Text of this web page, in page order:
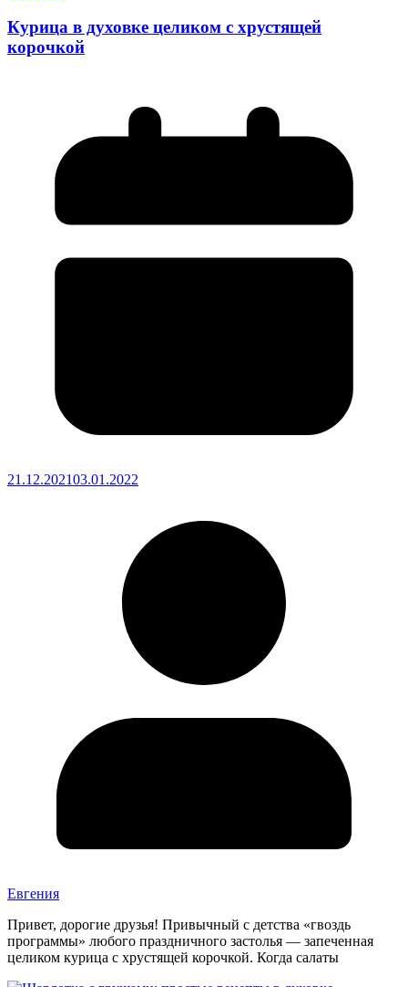
Курица в духовке целиком с хрустящей
корочкой
21.12.202103.01.2022
Евгения
Привет, дорогие друзья! Привычный с детства «гвоздь
программы» любого праздничного застолья — запеченная
целиком курица с хрустящей корочкой. Когда салаты